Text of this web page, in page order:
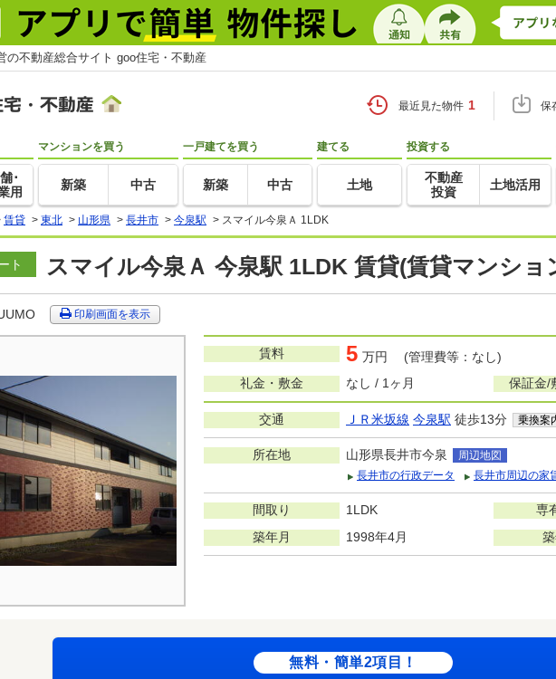
の不動産総合サイト goo住宅・不動産
最近見た物件 1 保
･
用
マンションを買う
新築 中古
一戸建てを買う
新築 中古
建てる
土地
投資する
不動産
投資
土地活用
賃貸 > 東北 > 山形県 > 長井市 > 今泉駅 > スマイル今泉Ａ 1LDK
ト スマイル今泉Ａ 今泉駅 1LDK 賃貸(賃貸マンショ
印刷画面を表示
賃料 5 万円 (管理費等：なし)
礼金・敷金
なし / 1ヶ月 保証金/
交通 ＪＲ米坂線 今泉駅 徒歩13分 乗換案
所在地 山形県長井市今泉
周辺地図
長井市の行政データ
長井市周辺の家
間取り 1LDK 専
築年月 1998年4月
無料・簡単2項目！